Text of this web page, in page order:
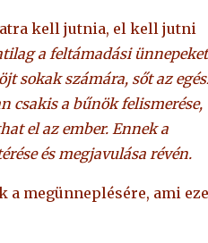
kell jutnia, el kell jutni
a feltámadási ünnepeket
sokak számára, sőt az
csakis a bűnök felismerése,
el az ember. Ennek a
és megjavulása révén.
a megünneplésére, ami